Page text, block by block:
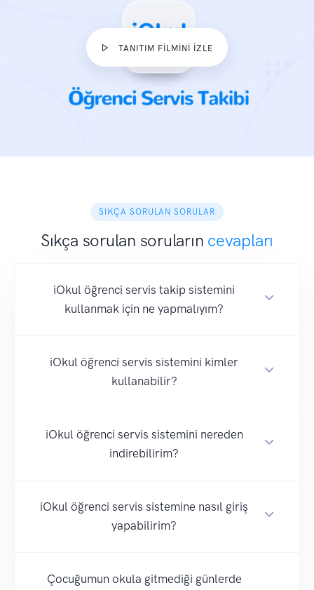
TANITIM FİLMİNİ İZLE
SIKÇA SORULAN SORULAR
Sıkça sorulan soruların cevapları
iOkul öğrenci servis takip sistemini
kullanmak için ne yapmalıyım?
iOkul öğrenci servis sistemini kimler
kullanabilir?
iOkul öğrenci servis sistemini nereden
indirebilirim?
iOkul öğrenci servis sistemine nasıl giriş
yapabilirim?
Çocuğumun okula gitmediği günlerde